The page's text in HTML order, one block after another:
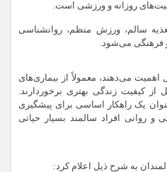
روزانه و ورزشی است.
سالم، ورزش منظم، روانشناسی
و فرهنگی می‌شود.
اهمیت می‌دهند، معمولاً از بیماری‌های
کیفیت زندگی بهتری برخوردارند.
یک راهکار اساسی برای پیشگیری
و روانی افراد سالمند بسیار حیاتی
به شرح ذیل اعلام کرد: